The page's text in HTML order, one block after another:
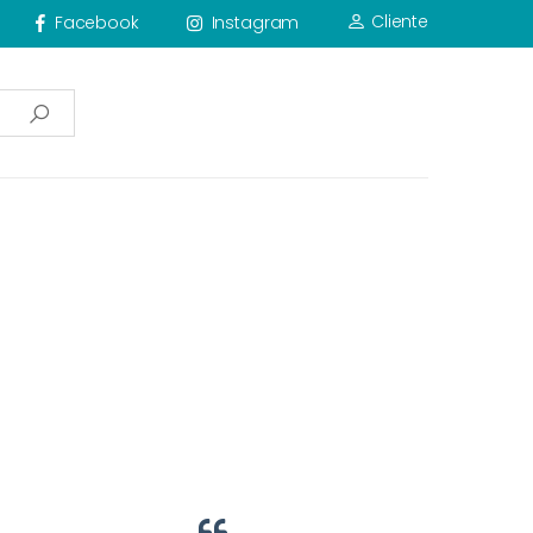
Facebook Instagram Cliente